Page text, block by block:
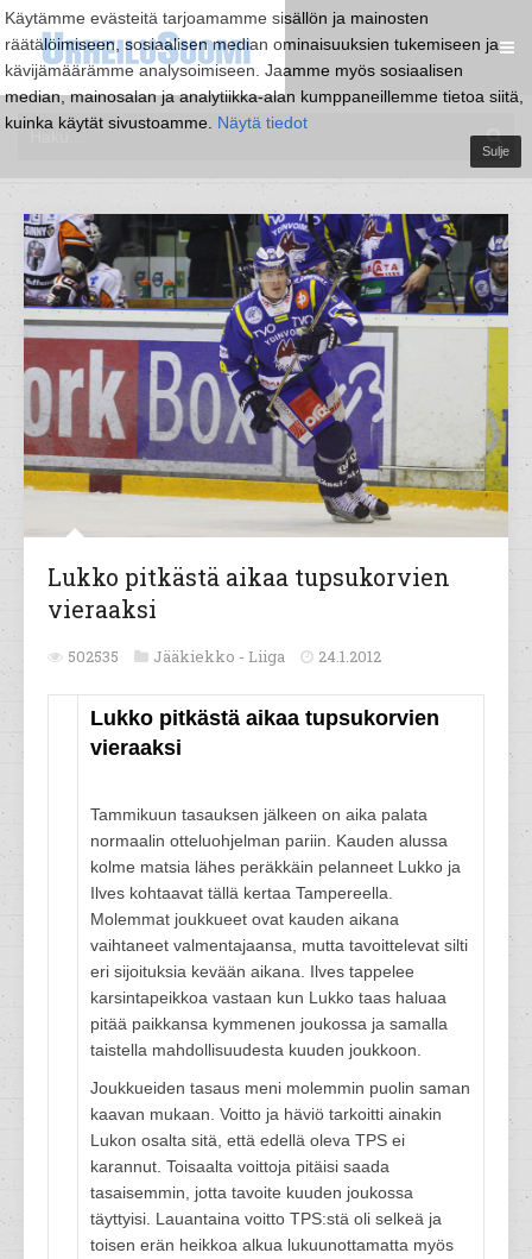
Käytämme evästeitä tarjoamamme sisällön ja mainosten
räätälöimiseen, sosiaalisen median ominaisuuksien tukemiseen ja
kävijämäärämme analysoimiseen. Jaamme myös sosiaalisen
median, mainosalan ja analytiikka-alan kumppaneillemme tietoa siitä,
kuinka käytät sivustoamme. Näytä tiedot
Sulje
Lukko pitkästä aikaa tupsukorvien
vieraaksi
502535 Jääkiekko - Liiga 24.1.2012
Lukko pitkästä aikaa tupsukorvien
vieraaksi
Tammikuun tasauksen jälkeen on aika palata
normaalin otteluohjelman pariin. Kauden alussa
kolme matsia lähes peräkkäin pelanneet Lukko ja
Ilves kohtaavat tällä kertaa Tampereella.
Molemmat joukkueet ovat kauden aikana
vaihtaneet valmentajaansa, mutta tavoittelevat silti
eri sijoituksia kevään aikana. Ilves tappelee
karsintapeikkoa vastaan kun Lukko taas haluaa
pitää paikkansa kymmenen joukossa ja samalla
taistella mahdollisuudesta kuuden joukkoon.
Joukkueiden tasaus meni molemmin puolin saman
kaavan mukaan. Voitto ja häviö tarkoitti ainakin
Lukon osalta sitä, että edellä oleva TPS ei
karannut. Toisaalta voittoja pitäisi saada
tasaisemmin, jotta tavoite kuuden joukossa
täyttyisi. Lauantaina voitto TPS:stä oli selkeä ja
toisen erän heikkoa alkua lukuunottamatta myös